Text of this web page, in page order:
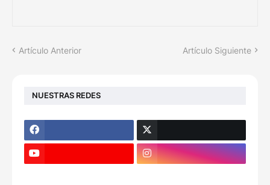
Artículo Anterior Artículo Siguiente
NUESTRAS REDES